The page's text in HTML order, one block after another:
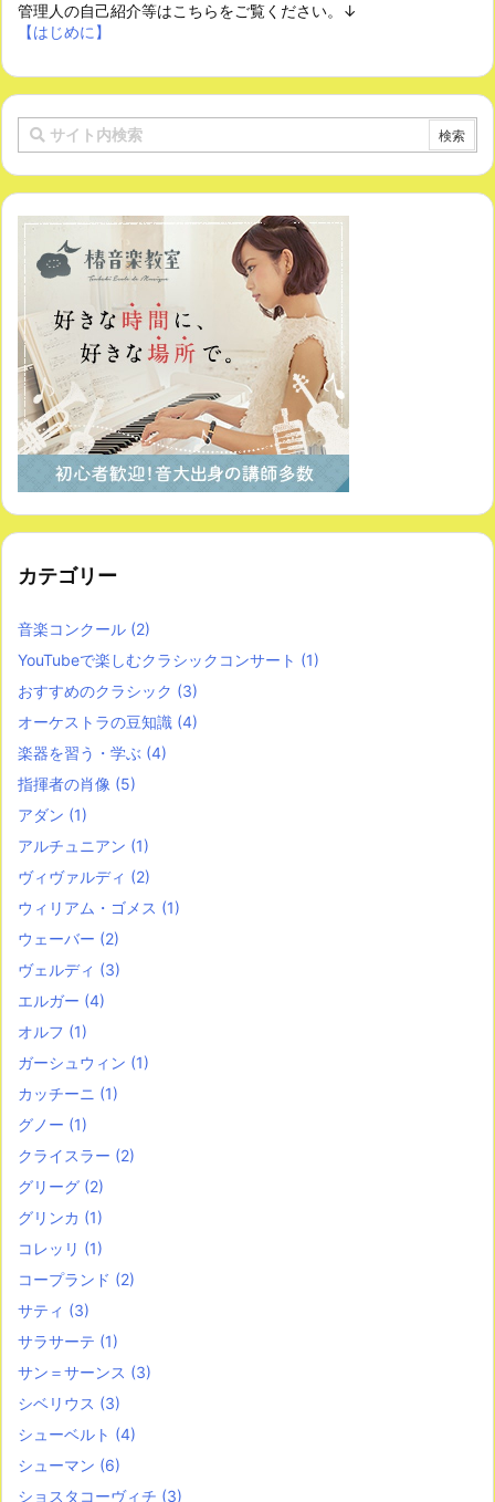
管理人の自己紹介等はこちらをご覧ください。↓
【はじめに】
カテゴリー
音楽コンクール (2)
YouTubeで楽しむクラシックコンサート (1)
おすすめのクラシック (3)
オーケストラの豆知識 (4)
楽器を習う・学ぶ (4)
指揮者の肖像 (5)
アダン (1)
アルチュニアン (1)
ヴィヴァルディ (2)
ウィリアム・ゴメス (1)
ウェーバー (2)
ヴェルディ (3)
エルガー (4)
オルフ (1)
ガーシュウィン (1)
カッチーニ (1)
グノー (1)
クライスラー (2)
グリーグ (2)
グリンカ (1)
コレッリ (1)
コープランド (2)
サティ (3)
サラサーテ (1)
サン＝サーンス (3)
シベリウス (3)
シューベルト (4)
シューマン (6)
ショスタコーヴィチ (3)